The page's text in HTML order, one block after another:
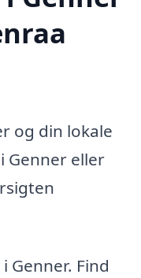
og din lokale
Genner eller
Genner. Find